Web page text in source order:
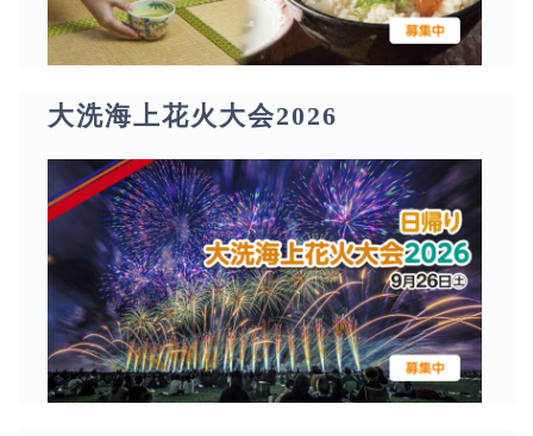
大洗海上花火大会2026